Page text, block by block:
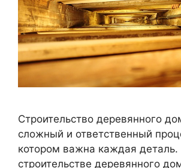
Строительство деревянного
сложный и ответственный
котором важна каждая
строительстве деревянного